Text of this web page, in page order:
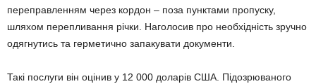
переправленням через кордон – поза пунктами пропуску,
шляхом перепливання річки. Наголосив про необхідність зручно
одягнутись та герметично запакувати документи.
Такі послуги він оцінив у 12 000 доларів США. Підозрюваного